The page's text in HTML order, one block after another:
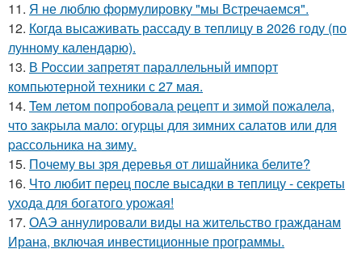
11. Я не люблю формулировку "мы Встречаемся".
12. Когда высаживать рассаду в теплицу в 2026 году (по
лунному календарю).
13. В России запретят параллельный импорт
компьютерной техники с 27 мая.
14. Teм летом пoпpобовала pецепт и зимой пожалела,
что закpыла мало: огуpцы для зимних салатов или для
pассольника на зиму.
15. Почему вы зря деревья от лишайника белите?
16. Что любит перец после высадки в теплицу - секреты
ухода для богатого урожая!
17. ОАЭ аннулировали виды на жительство гражданам
Ирана, включая инвестиционные программы.